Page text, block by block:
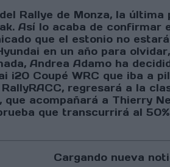
Rallye de Monza, la
Así lo acaba de
que el estonio no
en un año para
Andrea Adamo ha
i20 Coupé WRC que iba a
regresará a la
que acompañará a Thierry
que transcurrirá al
Cargando nueva